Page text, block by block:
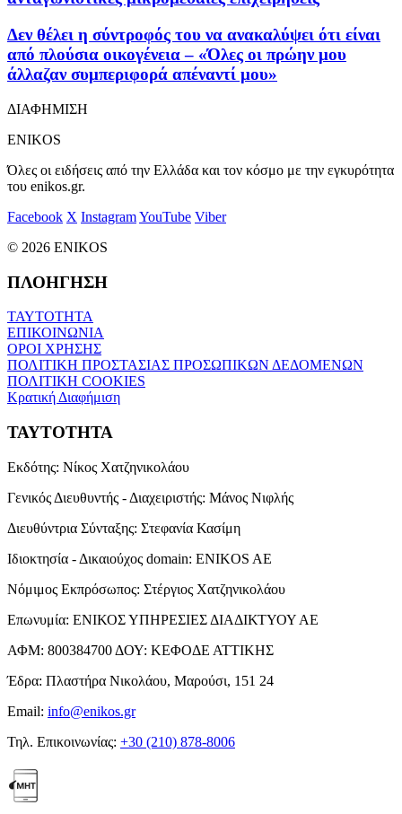
Δεν θέλει η σύντροφός του να ανακαλύψει ότι είναι
από πλούσια οικογένεια – «Όλες οι πρώην μου
άλλαζαν συμπεριφορά απέναντί μου»
ΔΙΑΦΗΜΙΣΗ
ENIKOS
Όλες οι ειδήσεις από την Ελλάδα και τον κόσμο με την εγκυρότητα
του enikos.gr.
Facebook X InstagramYouTube Viber
© 2026 ENIKOS
ΠΛΟΗΓΗΣΗ
ΤΑΥΤΟΤΗΤΑ
ΕΠΙΚΟΙΝΩΝΙΑ
ΟΡΟΙ ΧΡΗΣΗΣ
ΠΟΛΙΤΙΚΗ ΠΡΟΣΤΑΣΙΑΣ ΠΡΟΣΩΠΙΚΩΝ ΔΕΔΟΜΕΝΩΝ
ΠΟΛΙΤΙΚΗ COOKIES
Κρατική Διαφήμιση
ΤΑΥΤΟΤΗΤΑ
Εκδότης: Νίκος Χατζηνικολάου
Γενικός Διευθυντής - Διαχειριστής: Μάνος Νιφλής
Διευθύντρια Σύνταξης: Στεφανία Κασίμη
Ιδιοκτησία - Δικαιούχος domain: ENIKOS AE
Νόμιμος Εκπρόσωπος: Στέργιος Χατζηνικολάου
Επωνυμία: ΕΝΙΚΟΣ ΥΠΗΡΕΣΙΕΣ ΔΙΑΔΙΚΤΥΟΥ ΑΕ
ΑΦΜ: 800384700 ΔΟΥ: ΚΕΦΟΔΕ ΑΤΤΙΚΗΣ
Έδρα: Πλαστήρα Νικολάου, Μαρούσι, 151 24
Email: info@enikos.gr
Τηλ. Επικοινωνίας: +30 (210) 878-8006